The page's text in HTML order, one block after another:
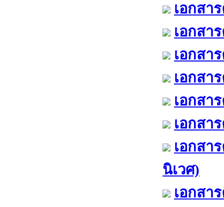
เอกสา
เอกสา
เอกสา
เอกสา
เอกสา
เอกสา
เอกสา
นิเวศ)
เอกสา